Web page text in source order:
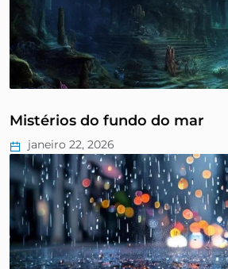
Mistérios do fundo do mar
janeiro 22, 2026